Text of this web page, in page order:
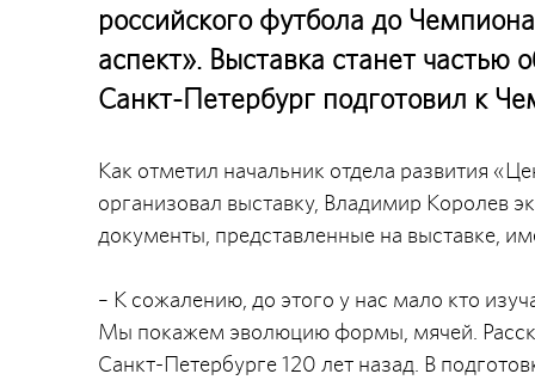
российского футбола до
аспект». Выставка станет
Санкт-Петербург подготовил к
Как отметил начальник отдела развития
организовал выставку, Владимир Королев
документы, представленные на выставке,
– К сожалению, до этого у нас мало кто
Мы покажем эволюцию формы, мячей.
Санкт-Петербурге 120 лет назад. В